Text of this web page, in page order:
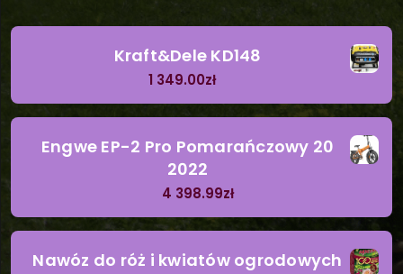
Kraft&Dele KD148
1 349.00zł
Engwe EP-2 Pro Pomarańczowy 20
2022
4 398.99zł
Nawóz do róż i kwiatów ogrodowych